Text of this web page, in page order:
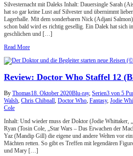
Silvesternacht mit Daleks Inhalt: Dauersingle Sarah
hat so gar keine Lust auf Silvester und übernimmt
Lagerhalle. Mit dem sonderbaren Nick (Adjani
schon bald wird es richtig gesellig. Ein Dalek hat sich
geschlichen und […]
Read More
Review: Doctor Who Staffel 12
By Thomas18. Oktober 2020Blu-ray, Serien3 von 5
Walsh Chris Chibnall Doctor Who Fantasy, Jodie
Cole
Inhalt: Und wieder muss der Doktor (Jodie Whittaker,
Ryan (Tosin Cole, „Star Wars – Das Erwachen der
Yaz (Mandip Gill) die eigene und andere Welten vor
Mächten retten. So gibt es Treffen mit legendären
und Mary […]